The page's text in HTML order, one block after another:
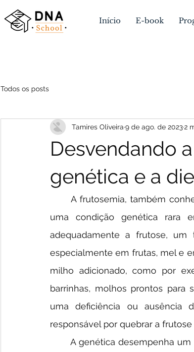
Início E-book
Todos os posts
Desvendando
genética e a
Tamires Oliveira 9 de ago. de 20232
uma condição genética rara
adequadamente a frutose,
especialmente em frutas, mel e
milho adicionado, como por
barrinhas, molhos prontos para
uma deficiência ou ausência
responsável por quebrar a
	A genética desempenha um papel crucial na frutosemia. A condição é hereditária